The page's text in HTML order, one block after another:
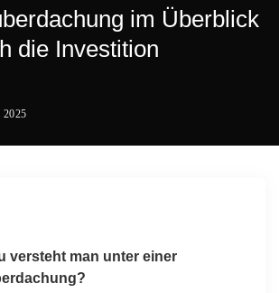
im Überblick
die Investition
2025
versteht man unter einer